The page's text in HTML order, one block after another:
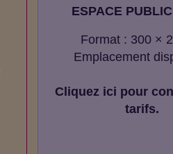
ESPACE
Format : 300 ×
Emplacement
Cliquez ici pour
tarifs.